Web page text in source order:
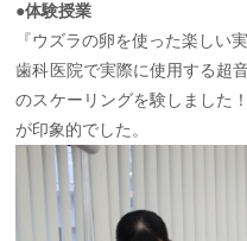
●体験授業
『ウズラの卵を使った楽しい
歯科医院で実際に使用する超
のスケーリングを験しました
が印象的でした。